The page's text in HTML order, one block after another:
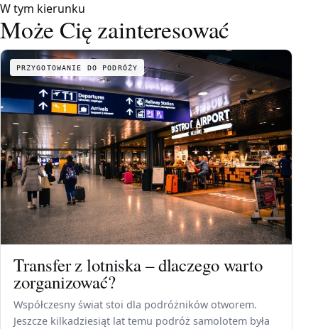
W tym kierunku
Może Cię zainteresować
PRZYGOTOWANIE DO PODRÓŻY
Transfer z lotniska – dlaczego warto
zorganizować?
Współczesny świat stoi dla podróżników otworem.
Jeszcze kilkadziesiąt lat temu podróż samolotem była